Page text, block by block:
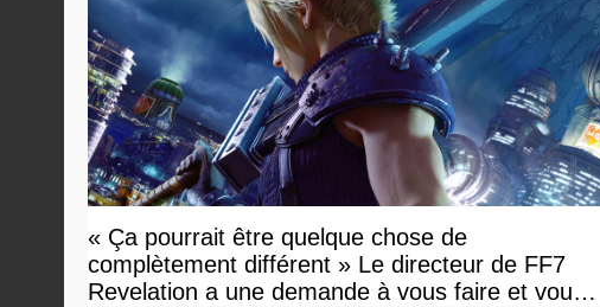
« Ça pourrait être quelque chose de
complètement différent » Le directeur de FF7
Revelation a une demande à vous faire et vous